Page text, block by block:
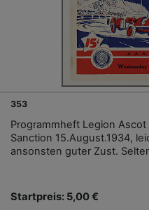
353
Programmheft Legion Ascot
Sanction 15.August.1934,
ansonsten guter Zust.
Startpreis: 5,00 €